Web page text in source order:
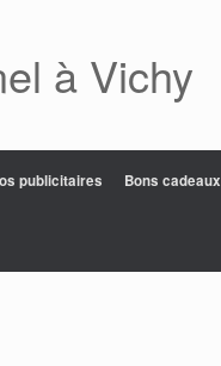
à Vichy
publicitaires Bons cadeaux